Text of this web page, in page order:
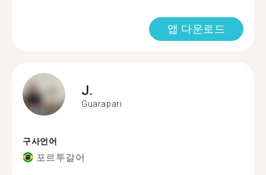
앱 다운로드
J.
Guarapari
구사언어
포르투갈어